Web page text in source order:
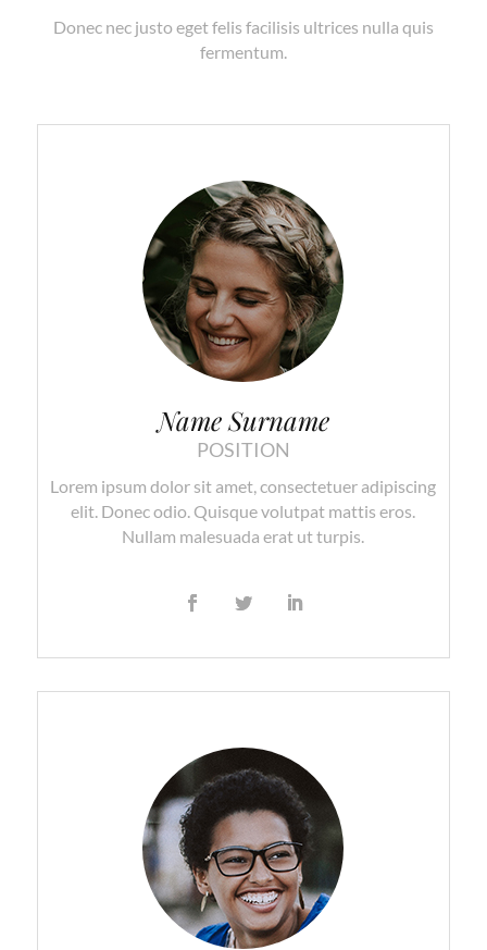
Donec nec justo eget felis facilisis ultrices nulla quis
fermentum.
Name Surname
POSITION
Lorem ipsum dolor sit amet, consectetuer adipiscing
elit. Donec odio. Quisque volutpat mattis eros.
Nullam malesuada erat ut turpis.